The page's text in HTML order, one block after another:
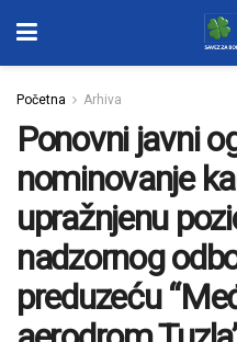
Početna Arhiva
Ponovni javni
nominovanje
upražnjenu
nadzornog
preduzeću